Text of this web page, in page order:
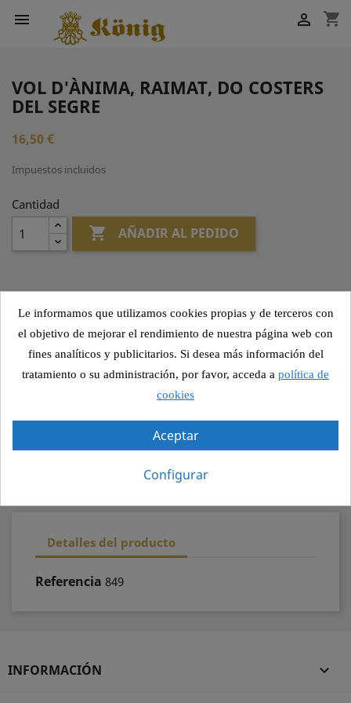
 shopping_cart

VOL D'ÀNIMA, RAIMAT, DO COSTERS
DEL SEGRE
16,50 €
Impuestos incluidos
Cantidad
 AÑADIR AL PEDIDO
Compartir
Pago seguro
Recogida segura
Detalles del producto
Referencia 849
INFORMACIÓN 
Le informamos que utilizamos cookies propias y de terceros con
el objetivo de mejorar el rendimiento de nuestra página web con
fines analíticos y publicitarios. Si desea más información del
tratamiento o su administración, por favor, acceda a política de
cookies
Aceptar
Configurar